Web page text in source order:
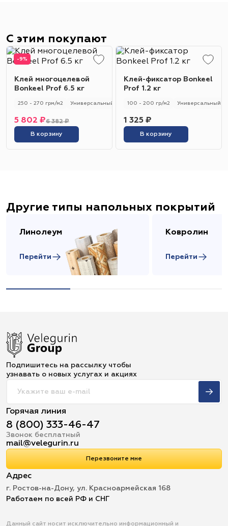
С этим покупают
-9%
Клей многоцелевой
Bonkeel Prof 6.5 кг
250 - 270 грм/м2 Универсальный 250 - 270 гр/м2
6 382 ₽
5 802 ₽
В корзину
Клей-фиксатор Bonkeel
Prof 1.2 кг
100 - 200 гр/м2 Универсальный
1 325 ₽
В корзину
Другие типы напольных покрытий
Линолеум
Перейти
Ковролин
Перейти
Подпишитесь на рассылку чтобы
узнавать о новых услугах и акциях
Горячая линия
8 (800) 333-46-47
Звонок бесплатный
mail@velegurin.ru
Перезвоните мне
Адрес
г. Ростов-на-Дону, ул. Красноармейская 168
Работаем по всей РФ и СНГ
Данный сайт носит исключительно информационный и